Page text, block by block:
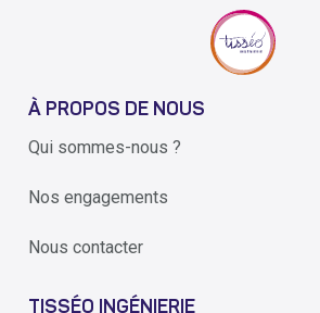
À PROPOS DE NOUS
Qui sommes-nous ?
Nos engagements
Nous contacter
TISSÉO INGÉNIERIE